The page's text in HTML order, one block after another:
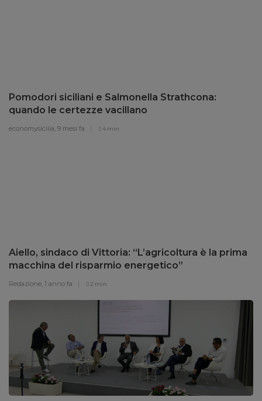
Pomodori siciliani e Salmonella Strathcona:
quando le certezze vacillano
economysicilia, 9 mesi fa 4 min
Aiello, sindaco di Vittoria: “L’agricoltura è la prima
macchina del risparmio energetico”
Redazione, 1 anno fa 2 min